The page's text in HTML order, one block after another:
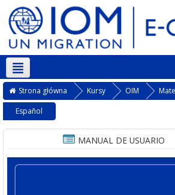
Polski ‎(pl)‎
Strona główna Kursy OIM
Español
MANUAL DE USUARIO